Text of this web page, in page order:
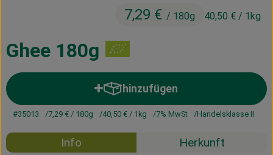
Blog
Ghee 180g
7,29 € / 180g 40,50 € / 1kg
hinzufügen
Produkt zum Warenkorb
#35013 7,29 € / 180g 40,50 € / 1kg 7% MwSt Handelsklasse II
Info Herkunft